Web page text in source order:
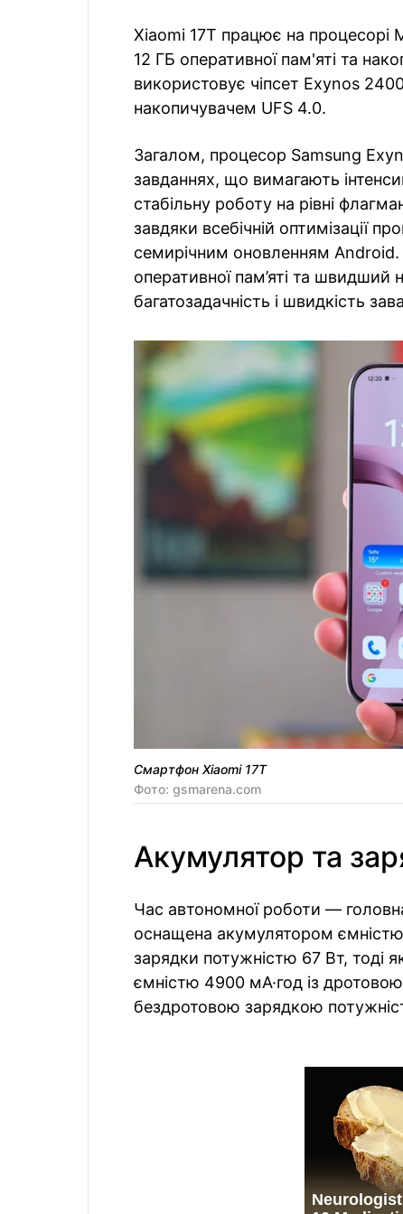
Xiaomi 17T працює на процесорі
12 ГБ оперативної пам'яті та
використовує чіпсет Exynos
накопичувачем UFS 4.0.
Загалом, процесор Samsung
завданнях, що вимагають
стабільну роботу на рівні
завдяки всебічній оптимізації
семирічним оновленням
оперативної пам’яті та
багатозадачність і швидкість
Смартфон Xiaomi 17T
Фото: gsmarena.com
Акумулятор та
Час автономної роботи —
оснащена акумулятором
зарядки потужністю 67 Вт, тоді
ємністю 4900 мА·год із
бездротовою зарядкою